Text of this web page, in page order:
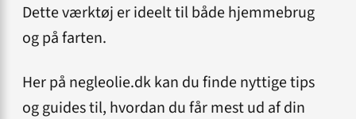
Dette værktøj er ideelt til både hjemmebrug
og på farten.
Her på negleolie.dk kan du finde nyttige tips
og guides til, hvordan du får mest ud af din